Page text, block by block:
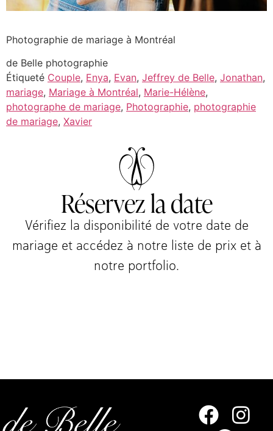
Photographie de mariage à Montréal
de Belle photographie
Étiqueté Couple, Enya, Evan, Jeffrey de Belle, Jonathan,
mariage, Mariage à Montréal, Marie-Hélène,
photographe de mariage, Photographie, photographie
de mariage, Xavier
Réservez la date
Vérifiez la disponibilité de votre date de
mariage et accédez à notre liste de prix et à
notre portfolio.